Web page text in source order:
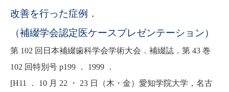
改善を行った症例．
（補綴学会認定医ケースプレゼンテーション）
第 102 回日本補綴歯科学会学術大会．補綴誌．第 43 巻
102 回特別号 p199 ． 1999 ．
[H11 ． 10 月 22 ・ 23 日（木・金）愛知学院大学，名古